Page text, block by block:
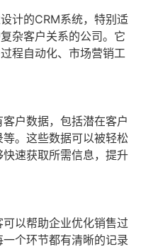
计的CRM系统，特别适
杂客户关系的公司。它
程自动化、市场营销工
户数据，包括潜在客户
。这些数据可以被轻松
速获取所需信息，提升
以帮助企业优化销售过
个环节都有清晰的记录